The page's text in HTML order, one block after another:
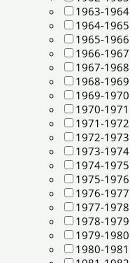
1963-1964
1964-1965
1965-1966
1966-1967
1967-1968
1968-1969
1969-1970
1970-1971
1971-1972
1972-1973
1973-1974
1974-1975
1975-1976
1976-1977
1977-1978
1978-1979
1979-1980
1980-1981